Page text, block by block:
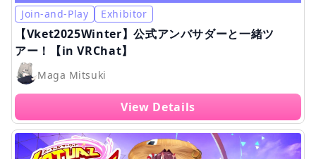
Join-and-Play
Exhibitor
【Vket2025Winter】公式アンバサダーと一緒ツ
アー！【in VRChat】
Maga Mitsuki
View Details